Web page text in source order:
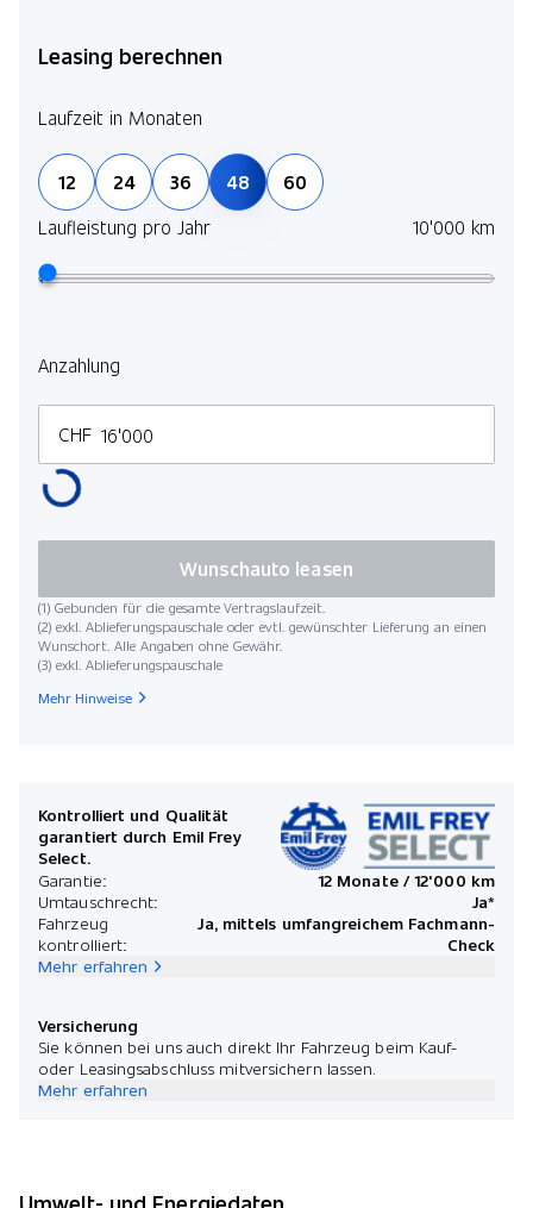
Leasing berechnen
Laufzeit in Monaten
12 24 36 48
60
Laufleistung pro Jahr
10'000 km
Anzahlung
CHF
(1) Gebunden für die gesamte Vertragslaufzeit.
(2) exkl. Ablieferungspauschale oder evtl. gewünschter Lieferung an einen
Wunschort. Alle Angaben ohne Gewähr.
(3) exkl. Ablieferungspauschale
Wunschauto leasen
Mehr Hinweise
Kontrolliert und Qualität
garantiert durch Emil Frey
Select.
Garantie:
12 Monate / 12'000 km
Umtauschrecht:
Ja*
Fahrzeug
kontrolliert:
Ja, mittels umfangreichem Fachmann-
Check
Mehr erfahren
Versicherung
Sie können bei uns auch direkt Ihr Fahrzeug beim Kauf-
oder Leasingsabschluss mitversichern lassen.
Mehr erfahren